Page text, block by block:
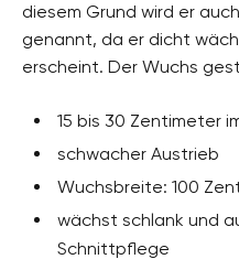
diesem Grund wird er
genannt, da er dicht
erscheint. Der Wuchs
15 bis 30 Zentimeter
schwacher Austrieb
Wuchsbreite: 100
wächst schlank und
Schnittpflege